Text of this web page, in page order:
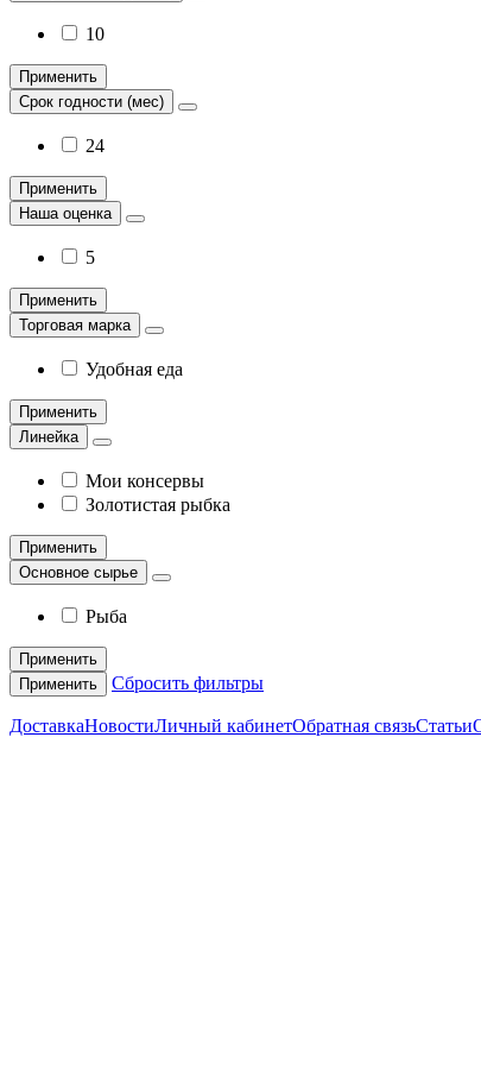
10
Применить
Срок годности (мес)
24
Применить
Наша оценка
5
Применить
Торговая марка
Удобная еда
Применить
Линейка
Мои консервы
Золотистая рыбка
Применить
Основное сырье
Рыба
Применить
Применить
Сбросить фильтры
ДоставкаНовостиЛичный кабинетОбратная связьСтатьи